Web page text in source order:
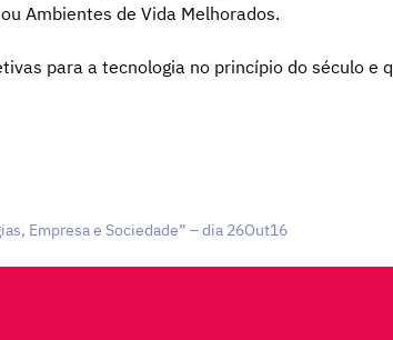
Ambientes de Vida Melhorados.
para a tecnologia no princípio do século e
Empresa e Sociedade” – dia 26Out16